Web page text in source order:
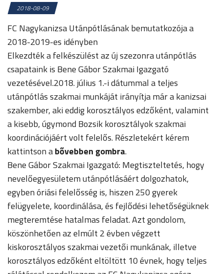
2018-08-09
FC Nagykanizsa Utánpótlásának bemutatkozója a
2018-2019-es idényben
Elkezdték a felkészülést az új szezonra utánpótlás
csapataink is Bene Gábor Szakmai Igazgató
vezetésével.2018. július 1.-i dátummal a teljes
utánpótlás szakmai munkáját irányítja már a kanizsai
szakember, aki eddig korosztályos edzőként, valamint
a kisebb, úgymond Bozsik korosztályok szakmai
koordinációjáért volt felelős. Részletekért kérem
kattintson abővebben gombra.
Bene Gábor Szakmai Igazgató: Megtiszteltetés, hogy
nevelőegyesületem utánpótlásáért dolgozhatok,
egyben óriási felelősség is, hiszen 250 gyerek
felügyelete, koordinálása, és fejlődési lehetőségüknek
megteremtése hatalmas feladat. Azt gondolom,
köszönhetően az elmúlt 2 évben végzett
kiskorosztályos szakmai vezetői munkának, illetve
korosztályos edzőként eltöltött 10 évnek, hogy teljes